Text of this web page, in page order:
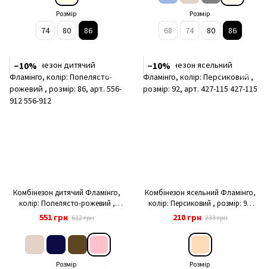
Розмір
74 80 86
Розмір
68 74 80 86
−10%
Комбінезон дитячий Фламінго,
колір: Попелясто-рожевий ,
розмір: 86, арт. 556-912
551 грн 612 грн
Розмір
−10%
Комбінезон ясельний Фламінго,
колір: Персиковий , розмір: 92,
арт. 427-115
210 грн 233 грн
Розмір